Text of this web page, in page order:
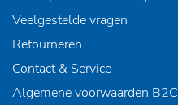
Veelgestelde vragen
Retourneren
Contact & Service
Algemene voorwaarden B2C